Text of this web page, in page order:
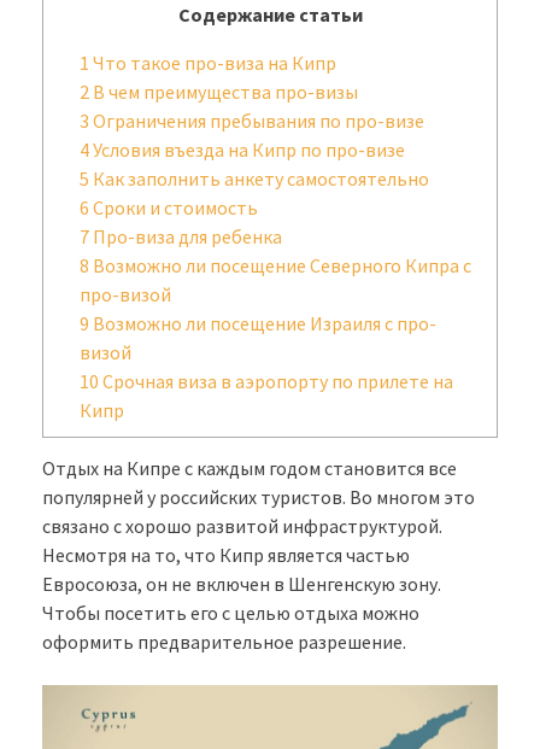
Содержание статьи
1 Что такое про-виза на Кипр
2 В чем преимущества про-визы
3 Ограничения пребывания по про-визе
4Условия въезда на Кипр по про-визе
5 Как заполнить анкету самостоятельно
6 Сроки и стоимость
7 Про-виза для ребенка
8 Возможно ли посещение Северного Кипра с
про-визой
9 Возможно ли посещение Израиля с про-
визой
10 Срочная виза в аэропорту по прилете на
Кипр
Отдых на Кипре с каждым годом становится все
популярней у российских туристов. Во многом это
связано с хорошо развитой инфраструктурой.
Несмотря на то, что Кипр является частью
Евросоюза, он не включен в Шенгенскую зону.
Чтобы посетить его с целью отдыха можно
оформить предварительное разрешение.